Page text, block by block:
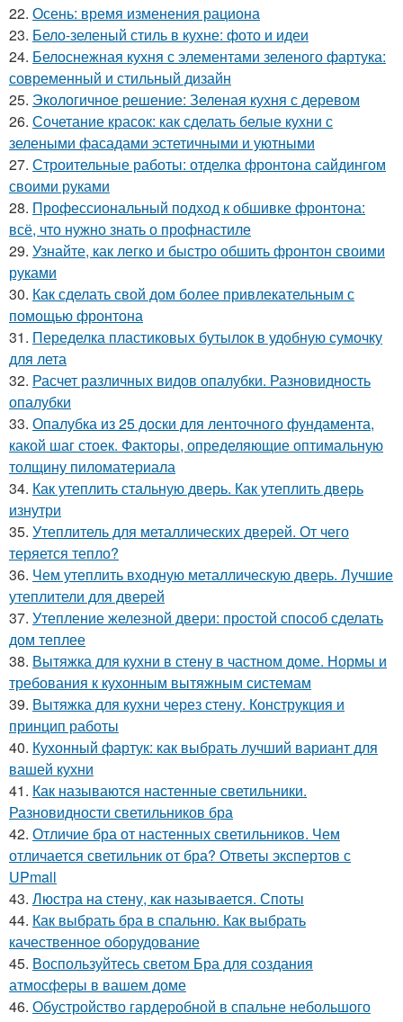
22. Осень: время изменения рациона
23. Бело-зеленый стиль в кухне: фото и идеи
24. Белоснежная кухня с элементами зеленого фартука:
современный и стильный дизайн
25. Экологичное решение: Зеленая кухня с деревом
26. Сочетание красок: как сделать белые кухни с
зелеными фасадами эстетичными и уютными
27. Строительные работы: отделка фронтона сайдингом
своими руками
28. Профессиональный подход к обшивке фронтона:
всё, что нужно знать о профнастиле
29. Узнайте, как легко и быстро обшить фронтон своими
руками
30. Как сделать свой дом более привлекательным с
помощью фронтона
31. Переделка пластиковых бутылок в удобную сумочку
для лета
32. Расчет различных видов опалубки. Разновидность
опалубки
33. Опалубка из 25 доски для ленточного фундамента,
какой шаг стоек. Факторы, определяющие оптимальную
толщину пиломатериала
34. Как утеплить стальную дверь. Как утеплить дверь
изнутри
35. Утеплитель для металлических дверей. От чего
теряется тепло?
36. Чем утеплить входную металлическую дверь. Лучшие
утеплители для дверей
37. Утепление железной двери: простой способ сделать
дом теплее
38. Вытяжка для кухни в стену в частном доме. Нормы и
требования к кухонным вытяжным системам
39. Вытяжка для кухни через стену. Конструкция и
принцип работы
40. Кухонный фартук: как выбрать лучший вариант для
вашей кухни
41. Как называются настенные светильники.
Разновидности светильников бра
42. Отличие бра от настенных светильников. Чем
отличается светильник от бра? Ответы экспертов с
UPmall
43. Люстра на стену, как называется. Споты
44. Как выбрать бра в спальню. Как выбрать
качественное оборудование
45. Воспользуйтесь светом Бра для создания
атмосферы в вашем доме
46. Обустройство гардеробной в спальне небольшого